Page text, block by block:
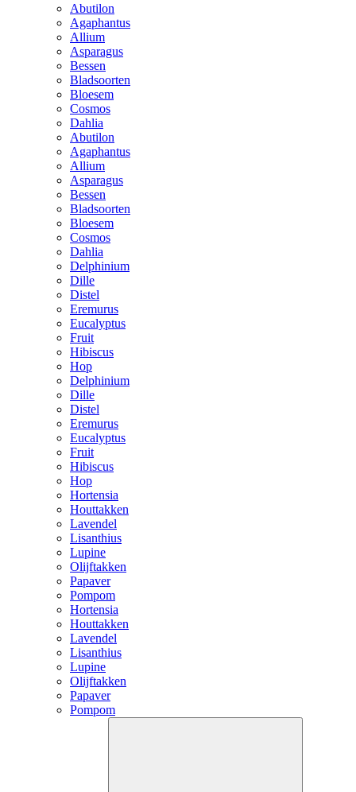
Abutilon
Agaphantus
Allium
Asparagus
Bessen
Bladsoorten
Bloesem
Cosmos
Dahlia
Abutilon
Agaphantus
Allium
Asparagus
Bessen
Bladsoorten
Bloesem
Cosmos
Dahlia
Delphinium
Dille
Distel
Eremurus
Eucalyptus
Fruit
Hibiscus
Hop
Delphinium
Dille
Distel
Eremurus
Eucalyptus
Fruit
Hibiscus
Hop
Hortensia
Houttakken
Lavendel
Lisanthius
Lupine
Olijftakken
Papaver
Pompom
Hortensia
Houttakken
Lavendel
Lisanthius
Lupine
Olijftakken
Papaver
Pompom